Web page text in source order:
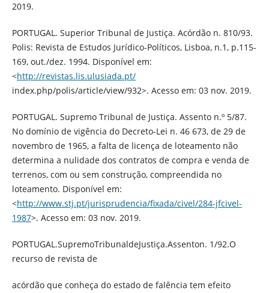
2019.
PORTUGAL. Superior Tribunal de Justiça. Acórdão n. 810/93.
Polis: Revista de Estudos Jurídico-Políticos, Lisboa, n.1, p.115-
169, out./dez. 1994. Disponível em:
<http://revistas.lis.ulusiada.pt/
index.php/polis/article/view/932>. Acesso em: 03 nov. 2019.
PORTUGAL. Supremo Tribunal de Justiça. Assento n.º 5/87.
No domínio de vigência do Decreto-Lei n. 46 673, de 29 de
novembro de 1965, a falta de licença de loteamento não
determina a nulidade dos contratos de compra e venda de
terrenos, com ou sem construção, compreendida no
loteamento. Disponível em:
<http://www.stj.pt/jurisprudencia/fixada/civel/284-jfcivel-
1987>. Acesso em: 03 nov. 2019.
PORTUGAL.SupremoTribunaldeJustiça.Assenton. 1/92.O
recurso de revista de
acórdão que conheça do estado de falência tem efeito